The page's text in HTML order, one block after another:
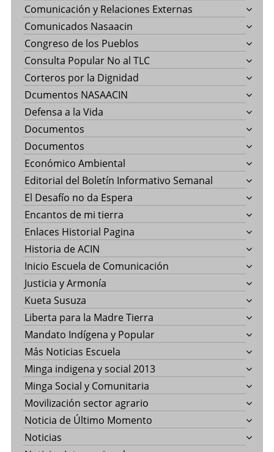
Comunicación y Relaciones Externas
Comunicados Nasaacin
Congreso de los Pueblos
Consulta Popular No al TLC
Corteros por la Dignidad
Dcumentos NASAACIN
Defensa a la Vida
Documentos
Documentos
Económico Ambiental
Editorial del Boletín Informativo Semanal
El Desafío no da Espera
Encantos de mi tierra
Enlaces Historial Pagina
Historia de ACIN
Inicio Escuela de Comunicación
Justicia y Armonía
Kueta Susuza
Liberta para la Madre Tierra
Mandato Indígena y Popular
Más Noticias Escuela
Minga indigena y social 2013
Minga Social y Comunitaria
Movilización sector agrario
Noticia de Último Momento
Noticias